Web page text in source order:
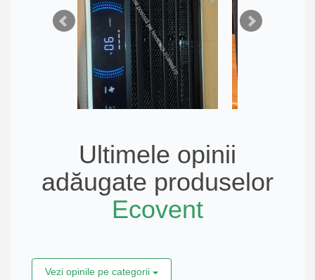
Ultimele opinii
adăugate produselor
Ecovent
Vezi opinile pe categorii